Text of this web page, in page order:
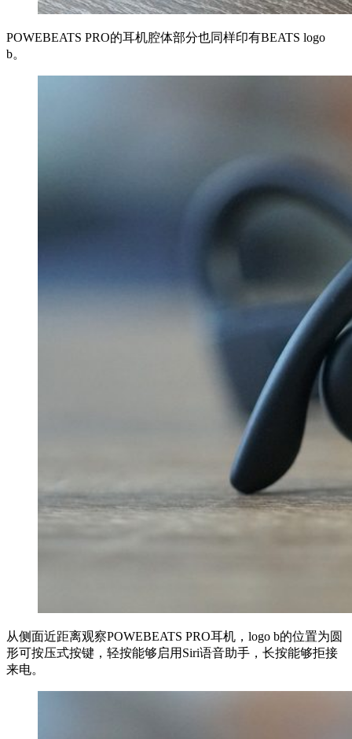
POWEBEATS PRO的耳机腔体部分也同样印有BEATS logo
b。
从侧面近距离观察POWEBEATS PRO耳机，logo b的位置为圆
形可按压式按键，轻按能够启用Siri语音助手，长按能够拒接
来电。